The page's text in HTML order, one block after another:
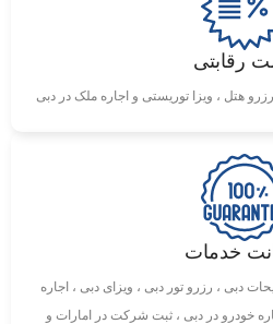
رقابتی
هتل ، ویزا توریستی و اجاره ملک در دبی
خدمات
دبی ، رزرو تور دبی ، ویزای دبی ، اجاره
خودرو در دبی ، ثبت شرکت در امارات و